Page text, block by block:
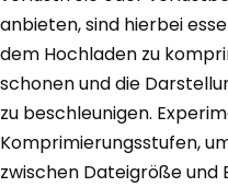
anbieten, sind hierbei
dem Hochladen zu
schonen und die
zu beschleunigen.
Komprimierungsstufen,
zwischen Dateigröße und